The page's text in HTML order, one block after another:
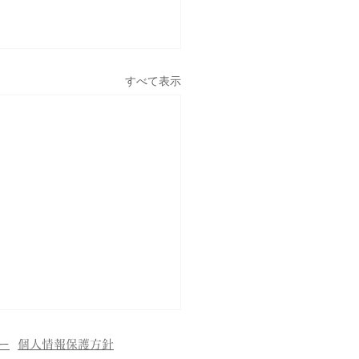
すべて表示
個人情報保護方針